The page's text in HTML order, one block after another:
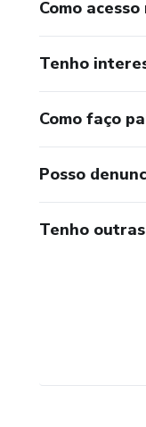
Como
Tenho
Como faço
Posso
Tenho